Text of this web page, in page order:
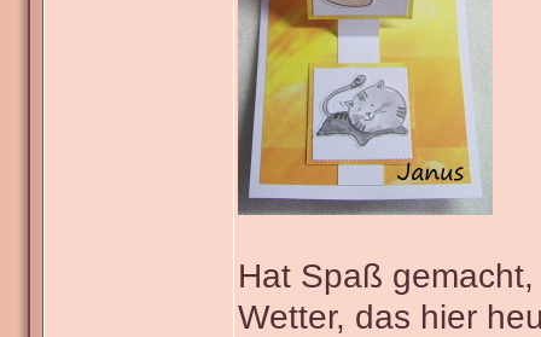
Hat Spaß
Wetter, das hier